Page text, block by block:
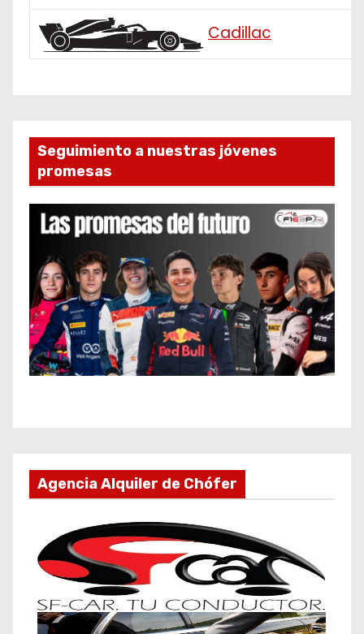
Cadillac
Seguimiento a nuestras jóvenes
promesas
Agencia Alquiler de Chófer